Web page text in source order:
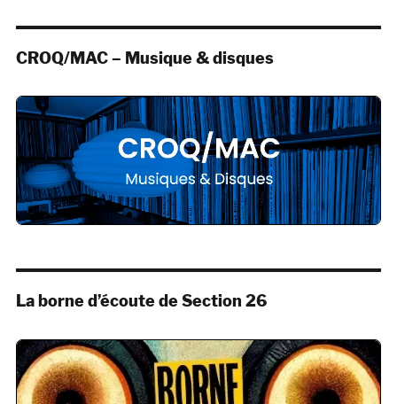
CROQ/MAC – Musique & disques
La borne d’écoute de Section 26